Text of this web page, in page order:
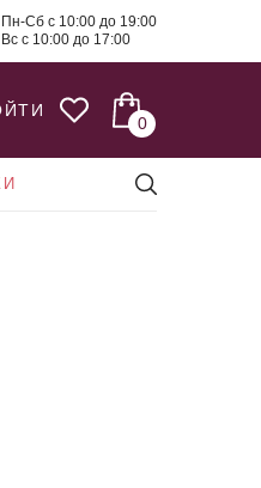
Пн-Сб с 10:00 до 19:00
Вс с 10:00 до 17:00
0